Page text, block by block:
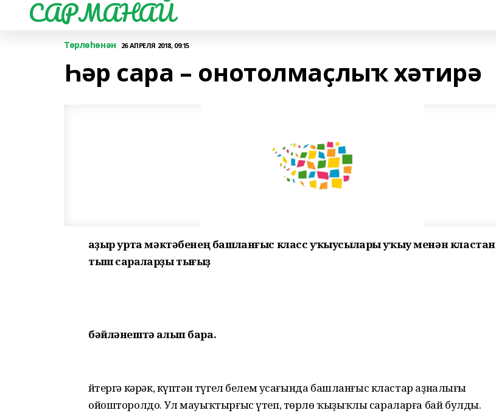
САРМАНАЙ
Төрлөһөнән 26 АПРЕЛЯ 2018, 09:15
Һәр сара – онотолмаҫлыҡ хәтирә
Ҡаҙыр урта мәктәбенеңбашланғыс классуҡыусылары уҡыуменән кластан
тышсараларҙы тығыҙ
бәйләнештә алып бара.
Әйтергә кәрәк, күптән түгел белем усағында башланғыс кластар аҙналығы
ойошторолдо. Ул мауыҡтырғыс үтеп, төрлө ҡыҙыҡлы сараларға бай булды.